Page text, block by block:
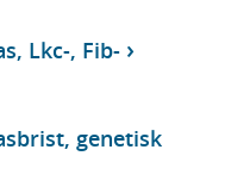
Lkc-, Fib-
genetisk